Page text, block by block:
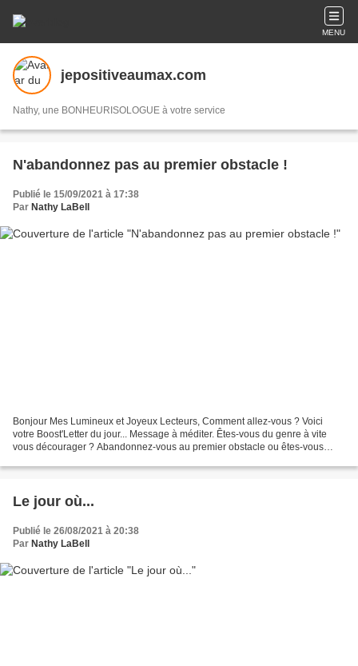
MENU
jepositiveaumax.com
Nathy, une BONHEURISOLOGUE à votre service
N'abandonnez pas au premier obstacle !
Publié le 15/09/2021 à 17:38
Par Nathy LaBell
Bonjour Mes Lumineux et Joyeux Lecteurs, Comment allez-vous ? Voici
votre Boost'Letter du jour... Message à méditer. Êtes-vous du genre à vite
vous décourager ? Abandonnez-vous au premier obstacle ou êtes-vous
Le jour où...
Publié le 26/08/2021 à 20:38
Par Nathy LaBell